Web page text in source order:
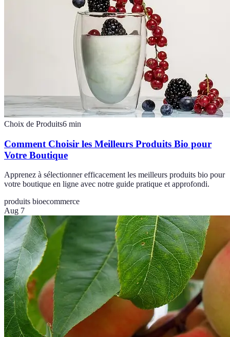
Choix de Produits6 min
Comment Choisir les Meilleurs Produits Bio pour
Votre Boutique
Apprenez à sélectionner efficacement les meilleurs produits bio pour
votre boutique en ligne avec notre guide pratique et approfondi.
produits bioecommerce
Aug 7